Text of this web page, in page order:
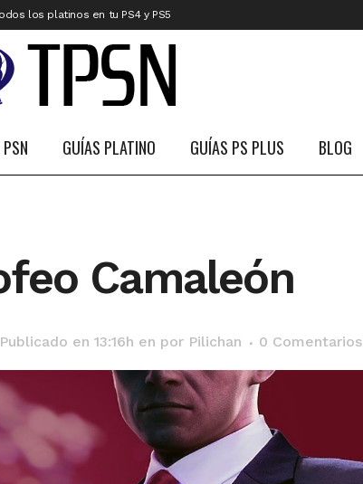
los platinos en tu PS4 y PS5
GUÍAS PLATINO GUÍAS PS PLUS BLOG
Camaleón
Publicado en 13:16h en por Pilichan 0 Comentarios